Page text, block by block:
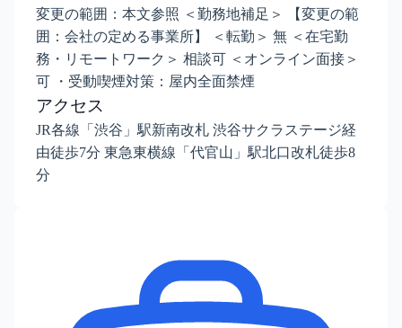
変更の範囲：本文参照 ＜勤務地補足＞ 【変更の範
囲：会社の定める事業所】 ＜転勤＞ 無 ＜在宅勤
務・リモートワーク＞ 相談可 ＜オンライン面接＞
可 ・受動喫煙対策：屋内全面禁煙
アクセス
JR各線「渋谷」駅新南改札 渋谷サクラステージ経
由徒歩7分 東急東横線「代官山」駅北口改札徒歩8
分